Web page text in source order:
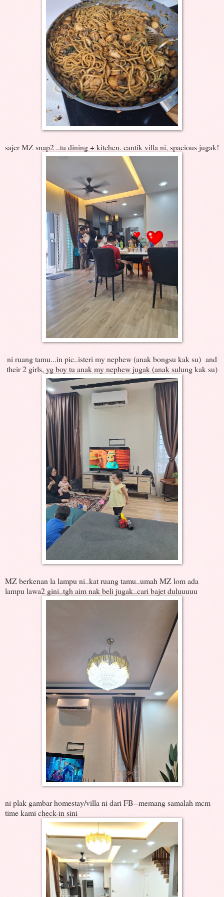
sajer MZ snap2 ..tu dining + kitchen. cantik villa ni, spacious jugak!
ni ruang tamu...in pic..isteri my nephew (anak bongsu kak su) and
their 2 girls, yg boy tu anak my nephew jugak (anak sulung kak su)
MZ berkenan la lampu ni..kat ruang tamu..umah MZ lom ada
lampu lawa2 gini..tgh aim nak beli jugak..cari bajet duluuuuu
ni plak gambar homestay/villa ni dari FB--memang samalah mcm
time kami check-in sini